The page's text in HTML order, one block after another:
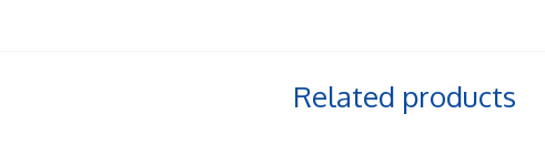
Related products